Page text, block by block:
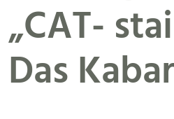
„CAT-
Das